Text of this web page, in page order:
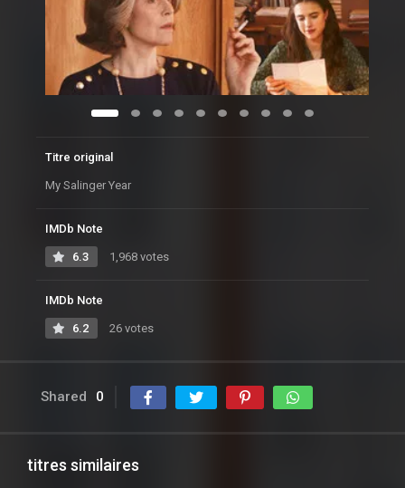
Titre original
My Salinger Year
IMDb Note
6.3 1,968 votes
IMDb Note
6.2 26 votes
Shared 0
titres similaires